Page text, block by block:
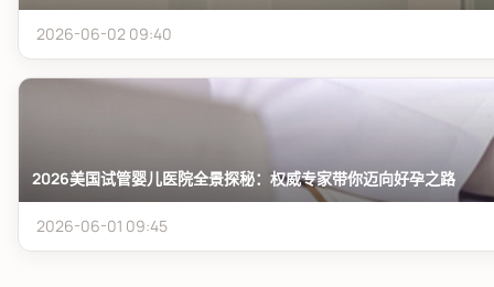
2026-06-02 09:40
2026美国试管婴儿医院全景探秘：权威专家带你迈向好孕之路
2026-06-01 09:45